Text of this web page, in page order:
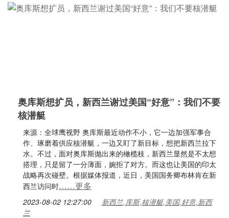
奥库斯想扩员，新西兰谢过美国“好意”：我们不要
核潜艇
来源：全球鹰视野 奥库斯最近动作不小，它一边加强军事合
作、琢磨着供应核潜艇，一边又盯了新目标，想把新西兰拉下
水。不过，面对奥库斯抛出来的橄榄枝，新西兰显然是不太想
搭理，只是留了一分薄面，婉拒了对方。而这也让美国的印太
战略再次碰壁。根据媒体报道，近日，美国国务卿布林肯在新
西兰访问时……更多
2023-08-02 12:27:00
新西兰,库斯,核潜艇,美国,好意,新西
兰